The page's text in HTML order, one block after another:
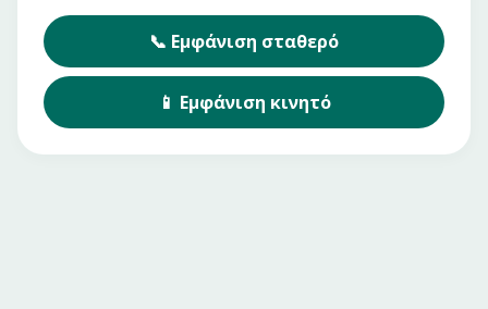
📞 Εμφάνιση σταθερό
📱 Εμφάνιση κινητό